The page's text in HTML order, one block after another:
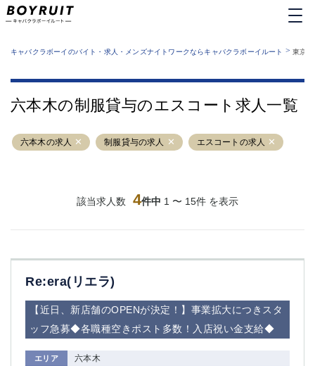
業種から探す
運営者情報
サイトマップ
キャバクラボーイのバイト・求人・メンズナイトワークならキャバクラボーイルート > 東京
六本木の制服貸与のエスコート求人一覧
六本木の求人 制服貸与の求人 エスコートの求人
該当求人数 4件中 1 〜 15件 を表示
Re:era(リエラ)
【近日、新店舗のOPENが決定！】事業拡大につきスタ
ッフ急募◆各職種空きポスト多数！入店祝い金支給◆
エリア 六本木
六本木
池袋
吉祥寺
練馬
恵比寿
蒲田
①六本木 ②西麻布
大山
赤羽
品川
蒲田東口